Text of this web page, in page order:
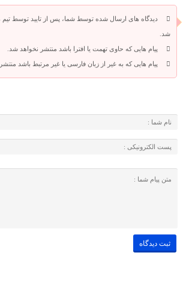
دیدگاه های ارسال شده توسط شما، پس از تایید توسط
شد.
پیام هایی که حاوی تهمت یا افترا باشد منتشر نخواهد شد.
پیام هایی که به غیر از زبان فارسی یا غیر مرتبط باشد